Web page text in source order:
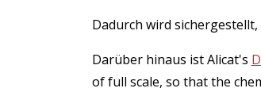
Dadurch wird
Darüber hinaus ist Alicat's
of full scale, so that the